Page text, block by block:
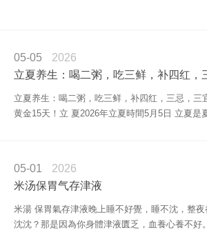
05-05
2026
立夏养生：喝二粥，吃三鲜，补四红，三忌，三
黄金15天！立 夏2026年立夏時間5月5日 立夏是
05-01
2026
米汤保胃气存津液
米湯 保胃氣存津液晚上睡不好覺，睡不沈，整
沈沈？那是因為你身體津液匱乏，血養心養不好